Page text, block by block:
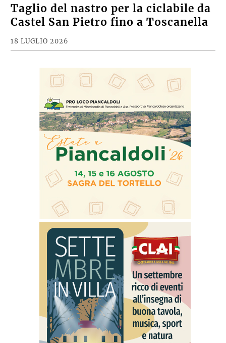
Taglio del nastro per la ciclabile da
Castel San Pietro fino a Toscanella
18 LUGLIO 2026